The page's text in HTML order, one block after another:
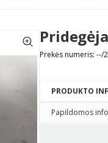
Prekės numeris: --/
PRODUKTO
Papildomos